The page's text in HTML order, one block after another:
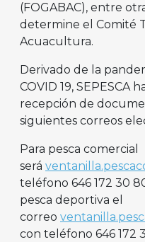
(FOGABAC), entre
determine el Comité
Acuacultura.
Derivado de la
COVID 19, SEPESCA
recepción de
siguientes correos
Para pesca comercial
será
teléfono 646 172 30
pesca deportiva el
correo
con teléfono 646 172